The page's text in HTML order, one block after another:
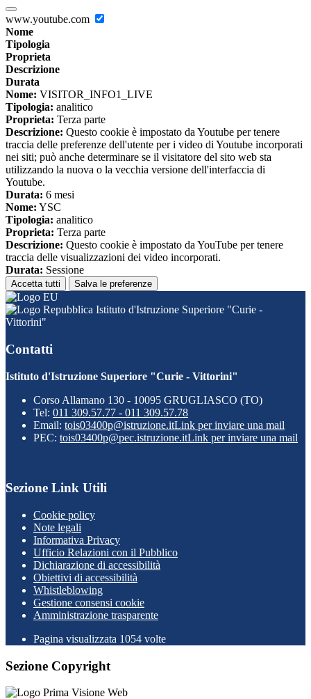
www.youtube.com
Nome
Tipologia
Proprieta
Descrizione
Durata
Nome: VISITOR_INFO1_LIVE
Tipologia: analitico
Proprieta: Terza parte
Descrizione: Questo cookie è impostato da Youtube per tenere
traccia delle preferenze dell'utente per i video di Youtube incorporati
nei siti; può anche determinare se il visitatore del sito web sta
utilizzando la nuova o la vecchia versione dell'interfaccia di
Youtube.
Durata: 6 mesi
Nome: YSC
Tipologia: analitico
Proprieta: Terza parte
Descrizione: Questo cookie è impostato da YouTube per tenere
traccia delle visualizzazioni dei video incorporati.
Durata: Sessione
Accetta tutti Salva le preferenze
Istituto d'Istruzione Superiore "Curie -
Vittorini"
Contatti
Istituto d'Istruzione Superiore "Curie - Vittorini"
Corso Allamano 130 - 10095 GRUGLIASCO (TO)
Tel: 011 309.57.77 - 011 309.57.78
Email: tois03400p@istruzione.itLink per inviare una mail
PEC: tois03400p@pec.istruzione.itLink per inviare una mail
Sezione Link Utili
Cookie policy
Note legali
Informativa Privacy
Ufficio Relazioni con il Pubblico
Dichiarazione di accessibilità
Obiettivi di accessibilità
Whistleblowing
Gestione consensi cookie
Amministrazione trasparente
Pagina visualizzata 1054 volte
Sezione Copyright